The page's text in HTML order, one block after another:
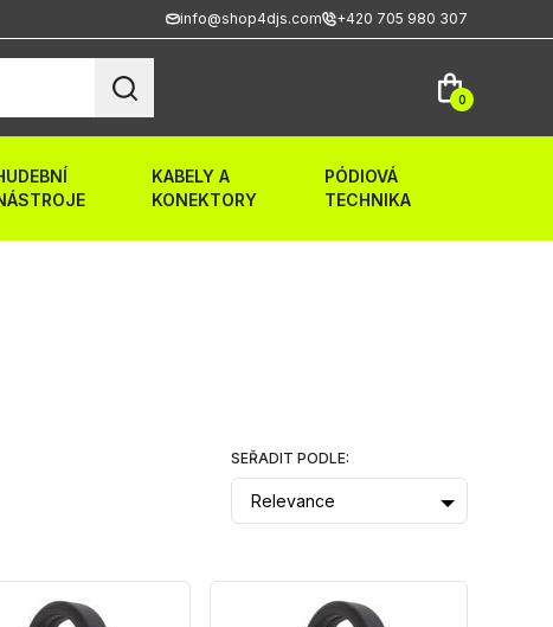
info@shop4djs.com +420 705 980 307
0
KABELY A
KONEKTORY
PÓDIOVÁ
TECHNIKA
SEŘADIT PODLE:
Relevance